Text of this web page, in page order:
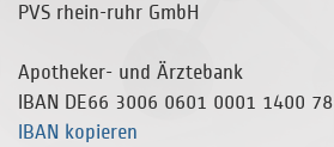
PVS rhein-ruhr GmbH
Apotheker- und Ärztebank
IBAN DE66 3006 0601 0001 1400 78
IBAN kopieren